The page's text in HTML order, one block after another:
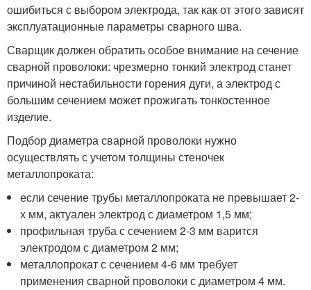
ошибиться с выбором электрода, так как от этого зависят
эксплуатационные параметры сварного шва.
Сварщик должен обратить особое внимание на сечение
сварной проволоки: чрезмерно тонкий электрод станет
причиной нестабильности горения дуги, а электрод с
большим сечением может прожигать тонкостенное
изделие.
Подбор диаметра сварной проволоки нужно
осуществлять с учетом толщины стеночек
металлопроката:
если сечение трубы металлопроката не превышает 2-
х мм, актуален электрод с диаметром 1,5 мм;
профильная труба с сечением 2-3 мм варится
электродом с диаметром 2 мм;
металлопрокат с сечением 4-6 мм требует
применения сварной проволоки с диаметром 4 мм.